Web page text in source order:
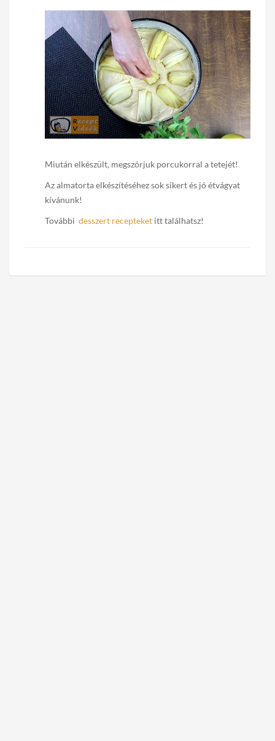
Miután elkészült, megszórjuk porcukorral a tetejét!
Az almatorta elkészítéséhez sok sikert és jó étvágyat
kívánunk!
További desszert recepteket itt találhatsz!